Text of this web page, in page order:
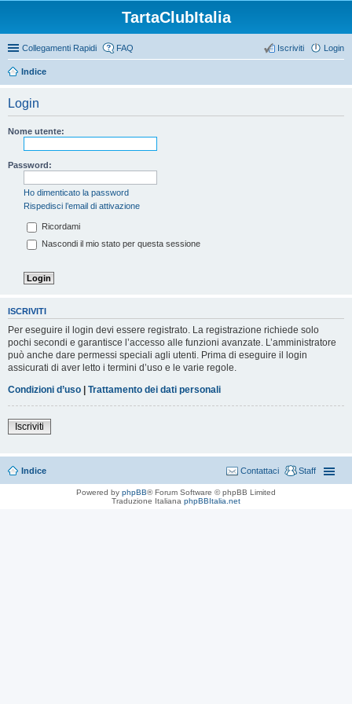
TartaClubItalia
Collegamenti Rapidi FAQ Login
Iscriviti
Indice
Login
Nome utente:
Password:
Ho dimenticato la password
Rispedisci l’email di attivazione
Ricordami
Nascondi il mio stato per questa sessione
ISCRIVITI
Per eseguire il login devi essere registrato. La registrazione richiede solo
pochi secondi e garantisce l’accesso alle funzioni avanzate. L’amministratore
può anche dare permessi speciali agli utenti. Prima di eseguire il login
assicurati di aver letto i termini d’uso e le varie regole.
Condizioni d’uso | Trattamento dei dati personali
Iscriviti
Indice Staff
Contattaci
Powered by phpBB® Forum Software © phpBB Limited
Traduzione Italiana phpBBItalia.net